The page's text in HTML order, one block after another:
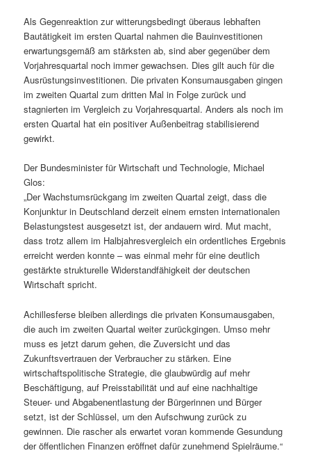
Als Gegenreaktion zur witterungsbedingt überaus lebhaften
Bautätigkeit im ersten Quartal nahmen die Bauinvestitionen
erwartungsgemäß am stärksten ab, sind aber gegenüber dem
Vorjahresquartal noch immer gewachsen. Dies gilt auch für die
Ausrüstungsinvestitionen. Die privaten Konsumausgaben gingen
im zweiten Quartal zum dritten Mal in Folge zurück und
stagnierten im Vergleich zu Vorjahresquartal. Anders als noch im
ersten Quartal hat ein positiver Außenbeitrag stabilisierend
gewirkt.
Der Bundesminister für Wirtschaft und Technologie, Michael
Glos:
„Der Wachstumsrückgang im zweiten Quartal zeigt, dass die
Konjunktur in Deutschland derzeit einem ernsten internationalen
Belastungstest ausgesetzt ist, der andauern wird. Mut macht,
dass trotz allem im Halbjahresvergleich ein ordentliches Ergebnis
erreicht werden konnte – was einmal mehr für eine deutlich
gestärkte strukturelle Widerstandfähigkeit der deutschen
Wirtschaft spricht.
Achillesferse bleiben allerdings die privaten Konsumausgaben,
die auch im zweiten Quartal weiter zurückgingen. Umso mehr
muss es jetzt darum gehen, die Zuversicht und das
Zukunftsvertrauen der Verbraucher zu stärken. Eine
wirtschaftspolitische Strategie, die glaubwürdig auf mehr
Beschäftigung, auf Preisstabilität und auf eine nachhaltige
Steuer- und Abgabenentlastung der Bürgerinnen und Bürger
setzt, ist der Schlüssel, um den Aufschwung zurück zu
gewinnen. Die rascher als erwartet voran kommende Gesundung
der öffentlichen Finanzen eröffnet dafür zunehmend Spielräume.“